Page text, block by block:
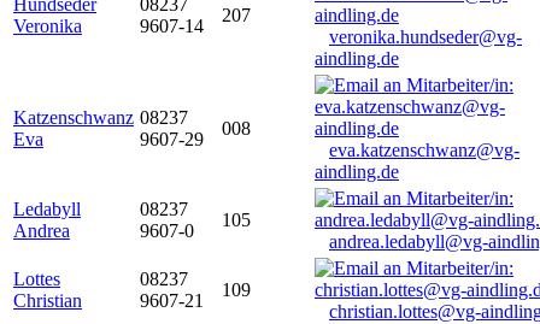
Hundseder
Veronika
08237
9607-14
207
veronika.hundseder@vg-
aindling.de
Katzenschwanz
Eva
08237
9607-29
008
eva.katzenschwanz@vg-
aindling.de
Ledabyll
Andrea
08237
9607-0
105
andrea.ledabyll@vg-
Lottes
Christian
08237
9607-21
109
christian.lottes@vg-